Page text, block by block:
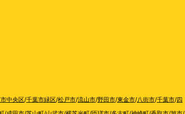
中央区/千葉市緑区/松戸市/流山市/野田市/東金市/八街市/千葉市/四